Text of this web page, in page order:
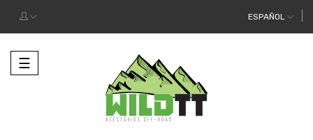
ESPAÑOL
Alternar
la
☰